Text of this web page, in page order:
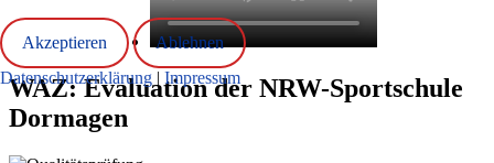
WAZ: Evaluation der NRW-Sportschule
Dormagen
Akzeptieren
Ablehnen
Datenschutzerklärung | Impressum